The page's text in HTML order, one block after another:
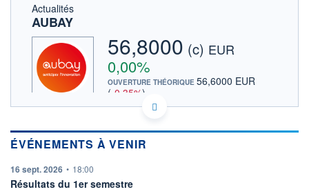
FORUM
HISTORIQUE
ACTIONNAIRES
Actualités
AUBAY
56,8000 (c) EUR
0,00%
OUVERTURE THÉORIQUE 56,6000 EUR
( -0,35%)
INDICE DE RÉFÉRENCE CAC MID & SMALL
EURONEXT PARIS DONNÉES TEMPS RÉEL
Politique d'exécution
Cotation sur les autres places
ÉVÉNEMENTS À VENIR
information fournie par
16 sept. 2026 • 18:00
Résultats du 1er semestre